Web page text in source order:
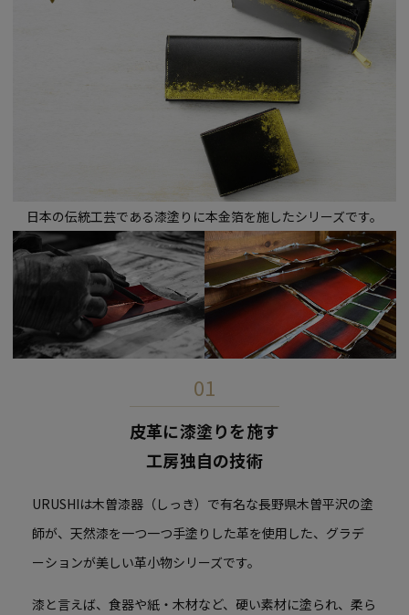
日本の伝統工芸である漆塗りに本金箔を施したシリーズです。
01
皮革に漆塗りを施す
工房独自の技術
URUSHIは木曽漆器（しっき）で有名な長野県木曽平沢の塗
師が、天然漆を一つ一つ手塗りした革を使用した、グラデ
ーションが美しい革小物シリーズです。
漆と言えば、食器や紙・木材など、硬い素材に塗られ、柔ら